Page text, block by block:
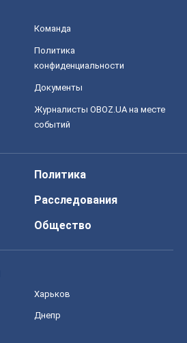
Команда
Политика
конфиденциальности
Документы
Журналисты OBOZ.UA на месте
событий
Политика
Расследования
Общество
Харьков
Днепр